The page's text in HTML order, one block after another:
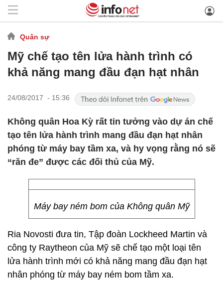
Quân sự
Mỹ chế tạo tên lửa hành trình có
khả năng mang đầu đạn hạt nhân
24/08/2017 - 15:36
Không quân Hoa Kỳ rất tin tưởng vào dự án chế
tạo tên lửa hành trình mang đầu đạn hạt nhân
phóng từ máy bay tầm xa, và hy vọng rằng nó sẽ
“răn đe” được các đối thủ của Mỹ.
Máy bay ném bom của Không quân Mỹ
Ria Novosti đưa tin, Tập đoàn Lockheed Martin và
công ty Raytheon của Mỹ sẽ chế tạo một loại tên
lửa hành trình mới có khả năng mang đầu đạn hạt
nhân phóng từ máy bay ném bom tầm xa.